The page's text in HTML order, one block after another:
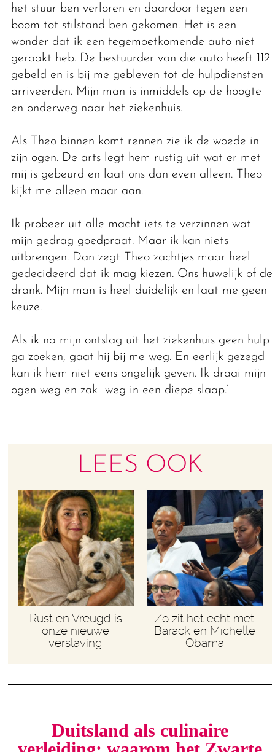
het stuur ben verloren en daardoor tegen een
boom tot stilstand ben gekomen. Het is een
wonder dat ik een tegemoetkomende auto niet
geraakt heb. De bestuurder van die auto heeft 112
gebeld en is bij me gebleven tot de hulpdiensten
arriveerden. Mijn man is inmiddels op de hoogte
en onderweg naar het ziekenhuis.
Als Theo binnen komt rennen zie ik de woede in
zijn ogen. De arts legt hem rustig uit wat er met
mij is gebeurd en laat ons dan even alleen. Theo
kijkt me alleen maar aan.
Ik probeer uit alle macht iets te verzinnen wat
mijn gedrag goedpraat. Maar ik kan niets
uitbrengen. Dan zegt Theo zachtjes maar heel
gedecideerd dat ik mag kiezen. Ons huwelijk of de
drank. Mijn man is heel duidelijk en laat me geen
keuze.
Als ik na mijn ontslag uit het ziekenhuis geen hulp
ga zoeken, gaat hij bij me weg. En eerlijk gezegd
kan ik hem niet eens ongelijk geven. Ik draai mijn
ogen weg en zak weg in een diepe slaap.’
LEES OOK
Rust en Vreugd is
onze nieuwe
verslaving
Zo zit het echt met
Barack en Michelle
Obama
Duitsland als culinaire